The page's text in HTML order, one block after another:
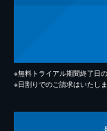
※無料トライアル期間終了日
※日割りでのご請求はいたしま